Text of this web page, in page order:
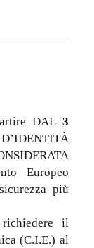
DAL 3
Europeo
più
il
(C.I.E.) al